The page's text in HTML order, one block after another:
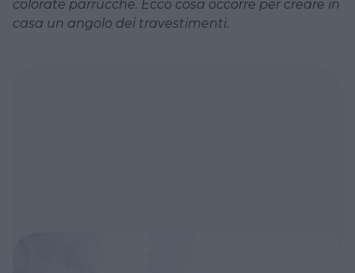
colorate parrucche. Ecco cosa occorre per creare in
casa un angolo dei travestimenti.